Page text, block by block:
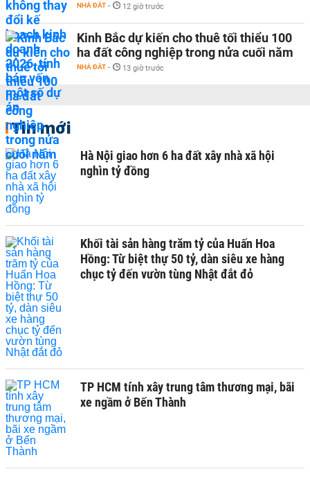
NHÀ ĐẤT - 12 giờ trước
Kinh Bắc dự kiến cho thuê tối thiểu 100
ha đất công nghiệp trong nửa cuối năm
NHÀ ĐẤT - 13 giờ trước
Tin mới
Hà Nội giao hơn 6 ha đất xây nhà xã hội
nghìn tỷ đồng
Khối tài sản hàng trăm tỷ của Huấn Hoa
Hồng: Từ biệt thự 50 tỷ, dàn siêu xe hàng
chục tỷ đến vườn tùng Nhật đắt đỏ
TP HCM tính xây trung tâm thương mại, bãi
xe ngầm ở Bến Thành